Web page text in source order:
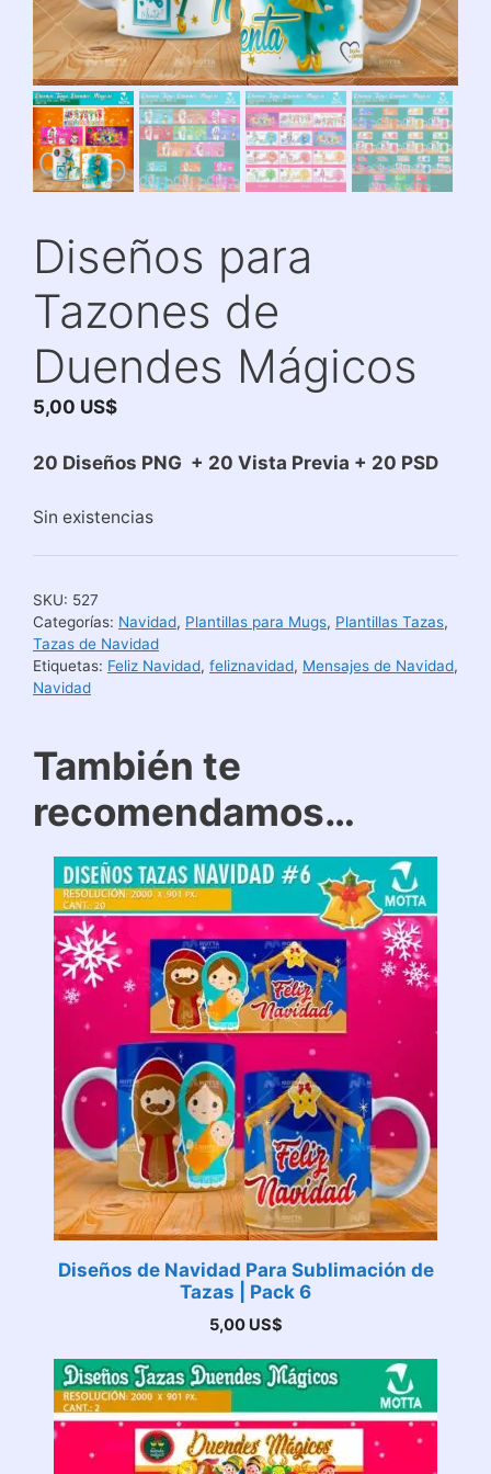
Diseños para
Tazones de
Duendes Mágicos
5,00 US$
20 Diseños PNG + 20 Vista Previa + 20 PSD
Sin existencias
SKU: 527
Categorías: Navidad, Plantillas para Mugs, Plantillas Tazas,
Tazas de Navidad
Etiquetas: Feliz Navidad, feliznavidad, Mensajes de Navidad,
Navidad
También te
recomendamos…
Diseños de Navidad Para Sublimación de
Tazas | Pack 6
5,00 US$